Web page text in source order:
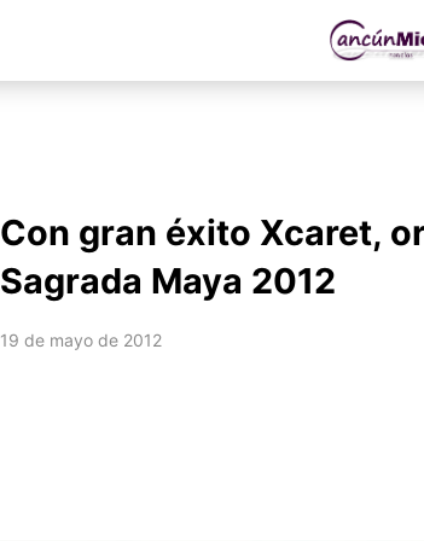
Con gran éxito Xcaret,
Sagrada Maya 2012
19 de mayo de 2012